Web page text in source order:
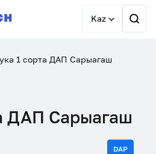
Kaz
1 сорта ДАП Сарыагаш
ДАП Сарыагаш
DAP